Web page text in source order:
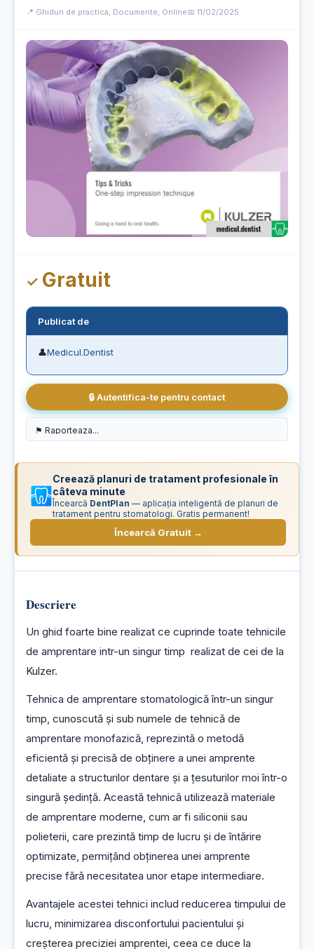
📍 Ghiduri de practica, Documente, Online📅 11/02/2025
Gratuit
Publicat de
👤Medicul.Dentist
🔒 Autentifica-te pentru contact
Creează planuri de tratament profesionale în
câteva minute
Încearcă DentPlan — aplicația inteligentă de planuri de
tratament pentru stomatologi. Gratis permanent!
Încearcă Gratuit →
Descriere
Un ghid foarte bine realizat ce cuprinde toate tehnicile
de amprentare intr-un singur timp  realizat de cei de la
Kulzer.
Tehnica de amprentare stomatologică într-un singur
timp, cunoscută și sub numele de tehnică de
amprentare monofazică, reprezintă o metodă
eficientă și precisă de obținere a unei amprente
detaliate a structurilor dentare și a țesuturilor moi într-o
singură ședință. Această tehnică utilizează materiale
de amprentare moderne, cum ar fi siliconii sau
polieterii, care prezintă timp de lucru și de întărire
optimizate, permițând obținerea unei amprente
precise fără necesitatea unor etape intermediare.
Avantajele acestei tehnici includ reducerea timpului de
lucru, minimizarea disconfortului pacientului și
creșterea preciziei amprentei, ceea ce duce la